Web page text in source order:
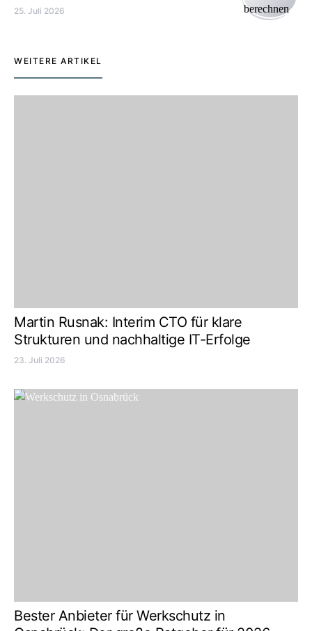
25. Juli 2026
WEITERE ARTIKEL
Martin Rusnak: Interim CTO für klare
Strukturen und nachhaltige IT-Erfolge
23. Juli 2026
Bester Anbieter für Werkschutz in